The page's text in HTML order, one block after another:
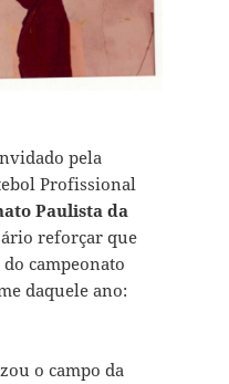
pela
Profissional
Paulista da
reforçar que
campeonato
daquele ano:
o campo da